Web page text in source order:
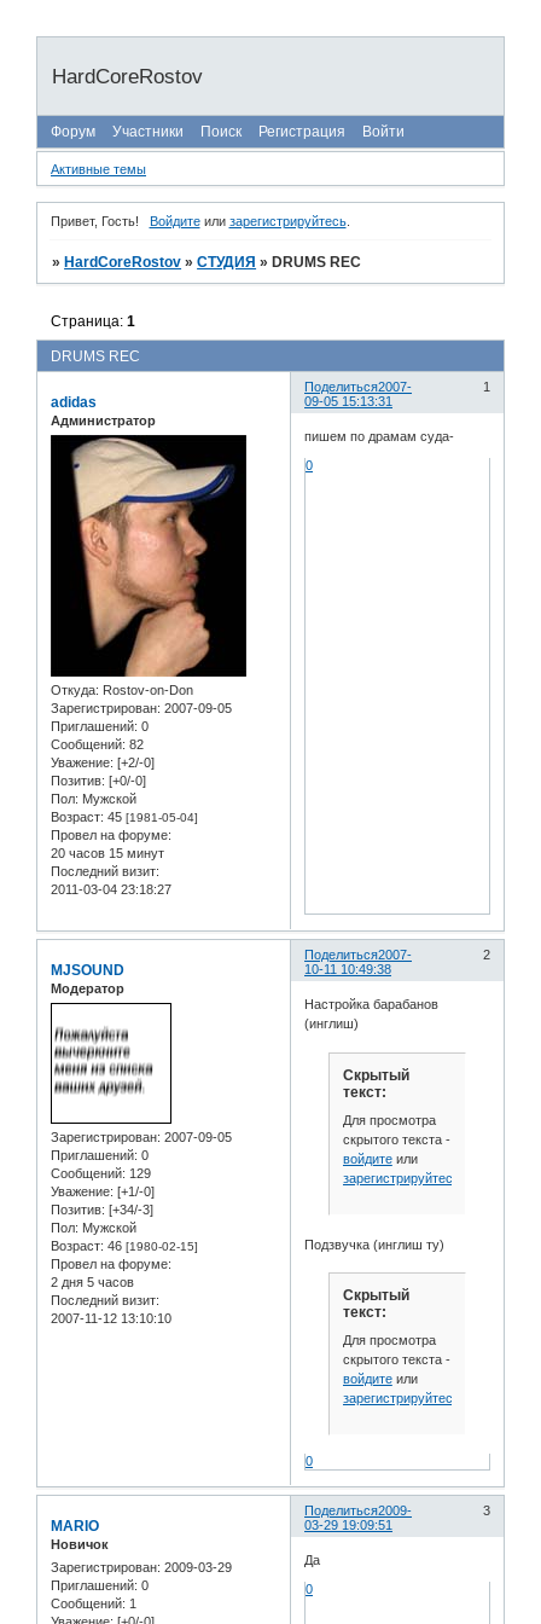
HardCoreRostov
Форум Участники Поиск Регистрация Войти
Активные темы
Привет, Гость! Войдитеили зарегистрируйтесь.
» HardCoreRostov »СТУДИЯ » DRUMS REC
DRUMS REC
Страница:1
Поделиться 1
2007-
09-05 15:13:31
adidas
Администратор
Откуда: Rostov-on-Don
Зарегистрирован: 2007-09-05
Приглашений: 0
Сообщений: 82
Уважение: [+2/-0]
Позитив: [+0/-0]
Пол: Мужской
Возраст: 45 [1981-05-04]
Провел на форуме:
20 часов 15 минут
Последний визит:
2011-03-04 23:18:27
пишем по драмам суда-
0
Поделиться 2
2007-
10-11 10:49:38
MJSOUND
Модератор
Зарегистрирован: 2007-09-05
Приглашений: 0
Сообщений: 129
Уважение: [+1/-0]
Позитив: [+34/-3]
Пол: Мужской
Возраст: 46 [1980-02-15]
Провел на форуме:
2 дня 5 часов
Последний визит:
2007-11-12 13:10:10
Настройка барабанов
(инглиш)
Скрытый
текст:
Для просмотра
скрытого текста -
войдитеили
зарегистрируйтесь
Подзвучка (инглиш ту)
Скрытый
текст:
Для просмотра
скрытого текста -
войдитеили
зарегистрируйтесь
0
Поделиться 3
2009-
03-29 19:09:51
MARIO
Новичок
Зарегистрирован: 2009-03-29
Приглашений: 0
Сообщений: 1
Да
0